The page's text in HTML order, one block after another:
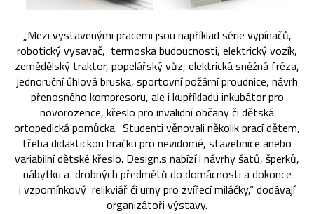
„Mezi vystavenými pracemi jsou například série vypínačů,
robotický vysavač, termoska budoucnosti, elektrický vozík,
zemědělský traktor, popelářský vůz, elektrická sněžná fréza,
jednoruční úhlová bruska, sportovní požární proudnice, návrh
přenosného kompresoru, ale i kupříkladu inkubátor pro
novorozence, křeslo pro invalidní občany či dětská
ortopedická pomůcka. Studenti věnovali několik prací dětem,
třeba didaktickou hračku pro nevidomé, stavebnice anebo
variabilní dětské křeslo. Design.s nabízí i návrhy šatů, šperků,
nábytku a drobných předmětů do domácnosti a dokonce
i vzpomínkový relikviář či urny pro zvířecí miláčky,“ dodávají
organizátoři výstavy.